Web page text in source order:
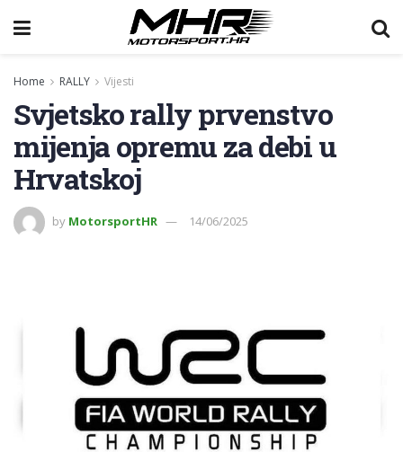
Home RALLY Vijesti
Svjetsko rally prvenstvo
mijenja opremu za debi u
Hrvatskoj
by MotorsportHR 14/06/2025